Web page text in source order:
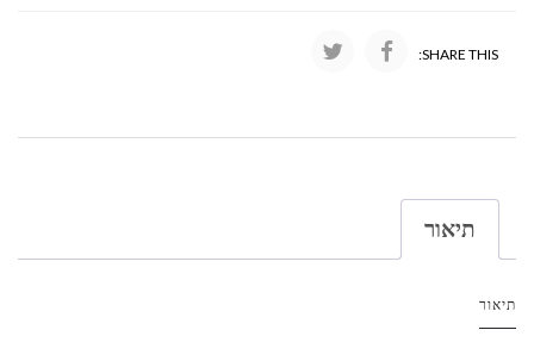
SHARE THIS:
תיאור
תיאור